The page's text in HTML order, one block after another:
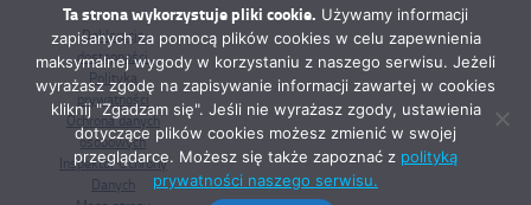
Deklaracja
dostępności
Polityka
prywatności
Ochrona danych
osobowych
Inspektor Ochrony
Danych
Ta strona wykorzystuje pliki cookie. Używamy informacji
zapisanych za pomocą plików cookies w celu zapewnienia
maksymalnej wygody w korzystaniu z naszego serwisu. Jeżeli
wyrażasz zgodę na zapisywanie informacji zawartej w cookies
kliknij "Zgadzam się". Jeśli nie wyrażasz zgody, ustawienia
dotyczące plików cookies możesz zmienić w swojej
przeglądarce. Możesz się także zapoznać z polityką
prywatności naszego serwisu.